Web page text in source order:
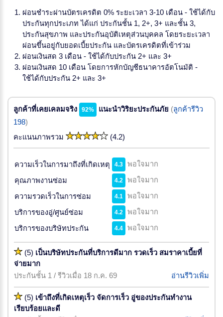
ผ่อนชำระผ่านบัตรเครดิต 0% ระยะเวลา 3-10 เดือน - ใช้ได้กับ
ประกันทุกประเภท ได้แก่ ประกันชั้น 1, 2+, 3+ และชั้น 3,
ประกันสุขภาพ และประกันอุบัติเหตุส่วนบุคคล โดยระยะเวลา
ผ่อนขึ้นอยู่กับยอดเบี้ยประกัน และบัตรเครดิตที่เข้าร่วม
ผ่อนเงินสด 3 เดือน - ใช้ได้กับประกัน 2+ และ 3+
ผ่อนเงินสด 10 เดือน โดยการหักบัญชีธนาคารอัตโนมัติ -
ใช้ได้กับประกัน 2+ และ 3+
ลูกค้าที่เคยเคลมจริง 92% แนะนำวิริยะประกันภัย (ลูกค้ารีวิว
198)
คะแนนภาพรวม
(4.2)
ความเร็วในการมาถึงที่เกิดเหตุ 4.3 พอใจมาก
คุณภาพงานซ่อม 4.2 พอใจมาก
ความรวดเร็วในการซ่อม 4.1 พอใจมาก
บริการของอู่/ศูนย์ซ่อม 4.2 พอใจมาก
บริการของบริษัทประกัน 4.4 พอใจมาก
(5) เป็นบริษัทประกันที่บริการดีมาก รวดเร็ว สมราคาเบี้ยที่
จ่ายมาก
ประกันชั้น 1 / รีวิวเมื่อ 18 ก.ค. 69
อ่านรีวิวเพิ่ม
(5) เข้าถึงที่เกิดเหตุเร็ว จัดการเร็ว อู่ของประกันทำงาน
เรียบร้อยและดี